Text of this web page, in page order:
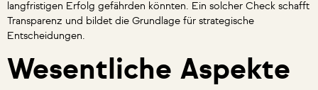
langfristigen Erfolg gefährden könnten. Ein solcher Check schafft
Transparenz und bildet die Grundlage für strategische
Entscheidungen.
Wesentliche Aspekte